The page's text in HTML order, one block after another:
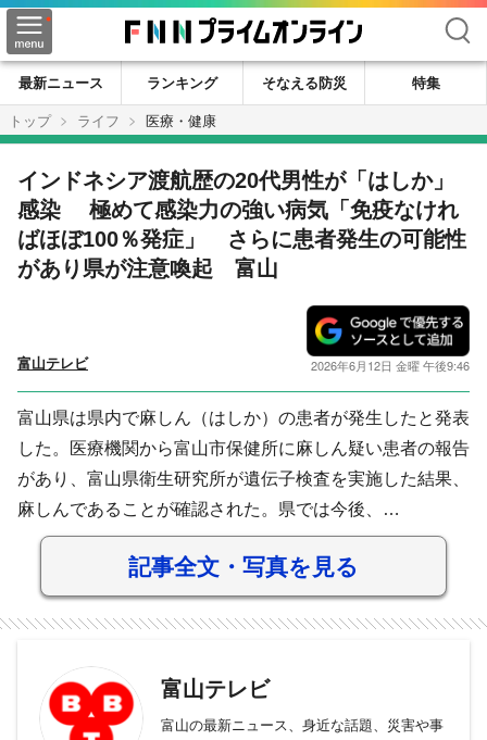
検索
最新ニュース ランキング そなえる防災
特集
トップ
ライフ 医療・健康
インドネシア渡航歴の20代男性が「はしか」
感染 極めて感染力の強い病気「免疫なけれ
ばほぼ100％発症」 さらに患者発生の可能性
があり県が注意喚起 富山
富山テレビ 2026年6月12日 金曜 午後9:46
富山県は県内で麻しん（はしか）の患者が発生したと発表
した。医療機関から富山市保健所に麻しん疑い患者の報告
があり、富山県衛生研究所が遺伝子検査を実施した結果、
麻しんであることが確認された。県では今後、…
記事全文・写真を見る
富山テレビ
富山の最新ニュース、身近な話題、災害や事